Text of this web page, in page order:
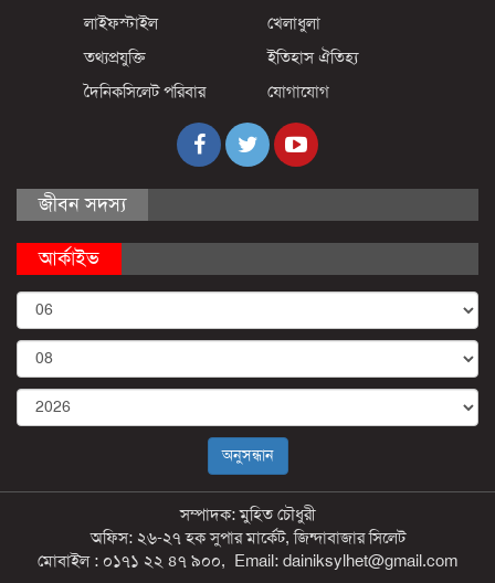
লাইফস্টাইল
খেলাধুলা
তথ্যপ্রযুক্তি
ইতিহাস ঐতিহ্য
দৈনিকসিলেট পরিবার
যোগাযোগ
জীবন সদস্য
আর্কাইভ
সম্পাদক: মুহিত চৌধুরী
অফিস: ২৬-২৭ হক সুপার মার্কেট, জিন্দাবাজার সিলেট
মোবাইল : ০১৭১ ২২ ৪৭ ৯০০, Email: dainiksylhet@gmail.com